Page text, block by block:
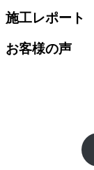
施工レポート
お客様の声